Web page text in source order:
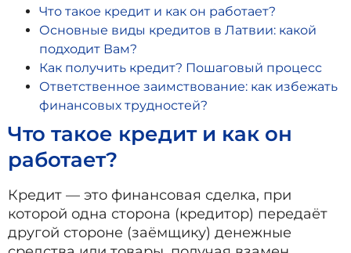
Что такое кредит и как он работает?
Основные виды кредитов в Латвии: какой
подходит Вам?
Как получить кредит? Пошаговый процесс
Ответственное заимствование: как избежать
финансовых трудностей?
Что такое кредит и как он
работает?
Кредит — это финансовая сделка, при
которой одна сторона (кредитор) передаёт
другой стороне (заёмщику) денежные